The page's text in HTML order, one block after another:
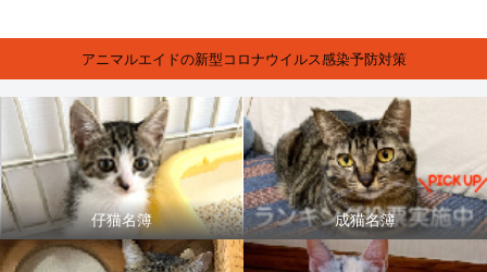
アニマルエイドの新型コロナウイルス感染予防対策
仔猫名簿 成猫名簿